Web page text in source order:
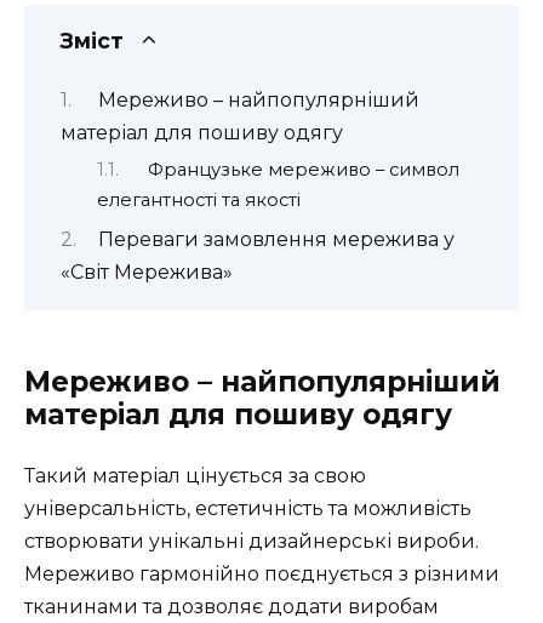
Зміст
Мереживо – найпопулярніший
матеріал для пошиву одягу
Французьке мереживо – символ
елегантності та якості
Переваги замовлення мережива у
«Світ Мережива»
Мереживо – найпопулярніший
матеріал для пошиву одягу
Такий матеріал цінується за свою
універсальність, естетичність та можливість
створювати унікальні дизайнерські вироби.
Мереживо гармонійно поєднується з різними
тканинами та дозволяє додати виробам